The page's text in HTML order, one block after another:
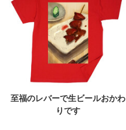
至福のレバーで生ビールおかわ
りです